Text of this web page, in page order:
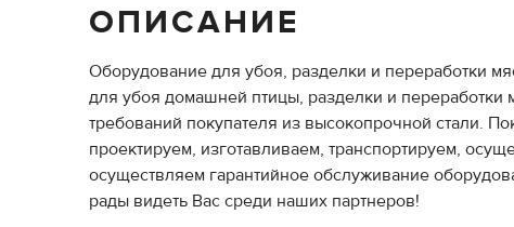
ОПИСАНИЕ
Оборудование для убоя, разделки и переработки
для убоя домашней птицы, разделки и переработки
требований покупателя из высокопрочной стали.
проектируем, изготавливаем, транспортируем,
осуществляем гарантийное обслуживание
рады видеть Вас среди наших партнеров!